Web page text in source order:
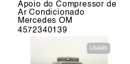
Apoio do Compressor de
Ar Condicionado
Mercedes OM
4572340139
Usado